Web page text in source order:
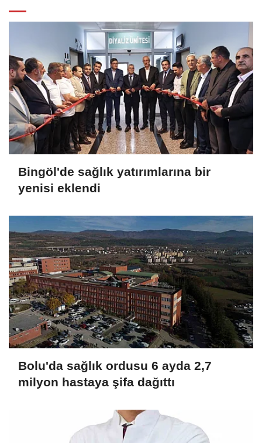
Bingöl'de sağlık yatırımlarına bir
yenisi eklendi
Bolu'da sağlık ordusu 6 ayda 2,7
milyon hastaya şifa dağıttı